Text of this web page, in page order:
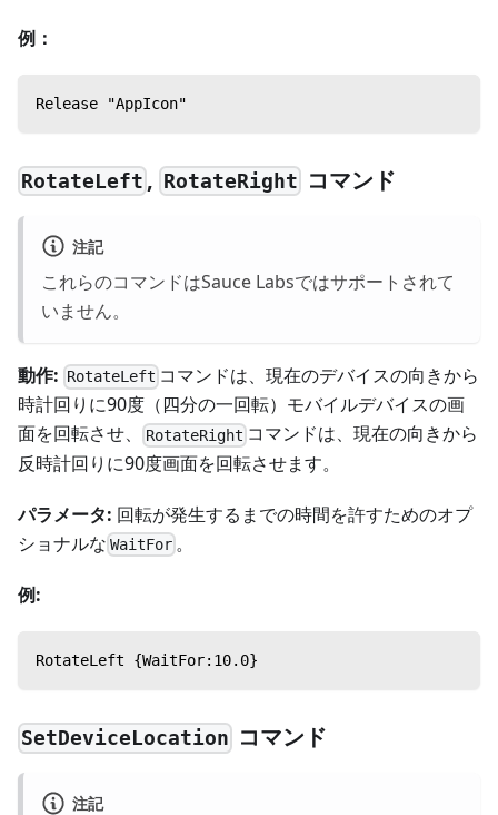
例：
Release "AppIcon"
RotateLeft , RotateRightコマンド
注記
これらのコマンドはSauce Labsではサポートされて
いません。
動作: RotateLeft コマンドは、現在のデバイスの向きから
時計回りに90度（四分の一回転）モバイルデバイスの画
面を回転させ、
RotateRight コマンドは、現在の向きから
反時計回りに90度画面を回転させます。
パラメータ: 回転が発生するまでの時間を許すためのオプ
ショナルな WaitFor 。
例:
RotateLeft {WaitFor:10.0}
SetDeviceLocation コマンド
注記